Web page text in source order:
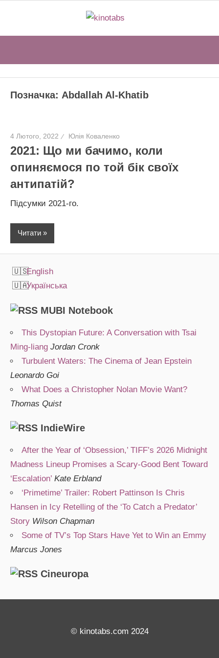
вмісту
Позначка: Abdallah Al-Khatib
4 Лютого, 2022 Юлія Коваленко
2021: Що ми бачимо, коли
опиняємося по той бік своїх
антипатій?
Підсумки 2021-го.
Читати
English
Українська
MUBI Notebook
This Dystopian Future: A Conversation with Tsai
Ming-liang Jordan Cronk
Turbulent Waters: The Cinema of Jean Epstein
Leonardo Goi
What Does a Christopher Nolan Movie Want?
Thomas Quist
IndieWire
After the Year of ‘Obsession,’ TIFF’s 2026 Midnight
Madness Lineup Promises a Scary-Good Bent Toward
‘Escalation’ Kate Erbland
‘Primetime’ Trailer: Robert Pattinson Is Chris
Hansen in Icy Retelling of the ‘To Catch a Predator’
Story Wilson Chapman
Some of TV’s Top Stars Have Yet to Win an Emmy
Marcus Jones
Cineuropa
© kinotabs.com 2024